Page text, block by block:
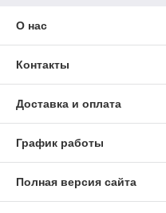
О нас
Контакты
Доставка и оплата
График работы
Полная версия сайта